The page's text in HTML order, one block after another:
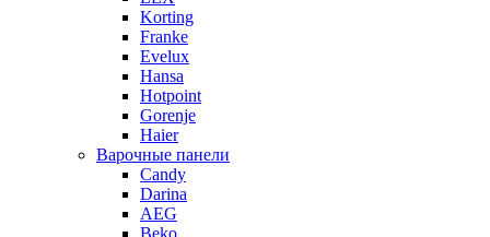
Korting
Franke
Evelux
Hansa
Hotpoint
Gorenje
Haier
Варочные панели
Candy
Darina
AEG